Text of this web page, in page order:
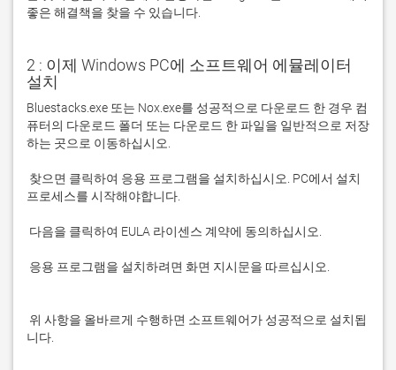
좋은 해결책을 찾을 수 있습니다.
2 : 이제 Windows PC에 소프트웨어 에뮬레이터
설치
Bluestacks.exe 또는 Nox.exe를 성공적으로 다운로드 한 경우 컴
퓨터의 다운로드 폴더 또는 다운로드 한 파일을 일반적으로 저장
니다.